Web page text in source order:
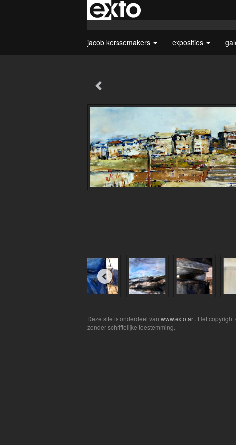
jacob kerssemakers exposities
Deze site is onderdeel van www.exto.art . Het
zonder schriftelijke toestemming.